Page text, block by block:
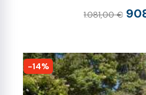
1.081,00 €
-14%